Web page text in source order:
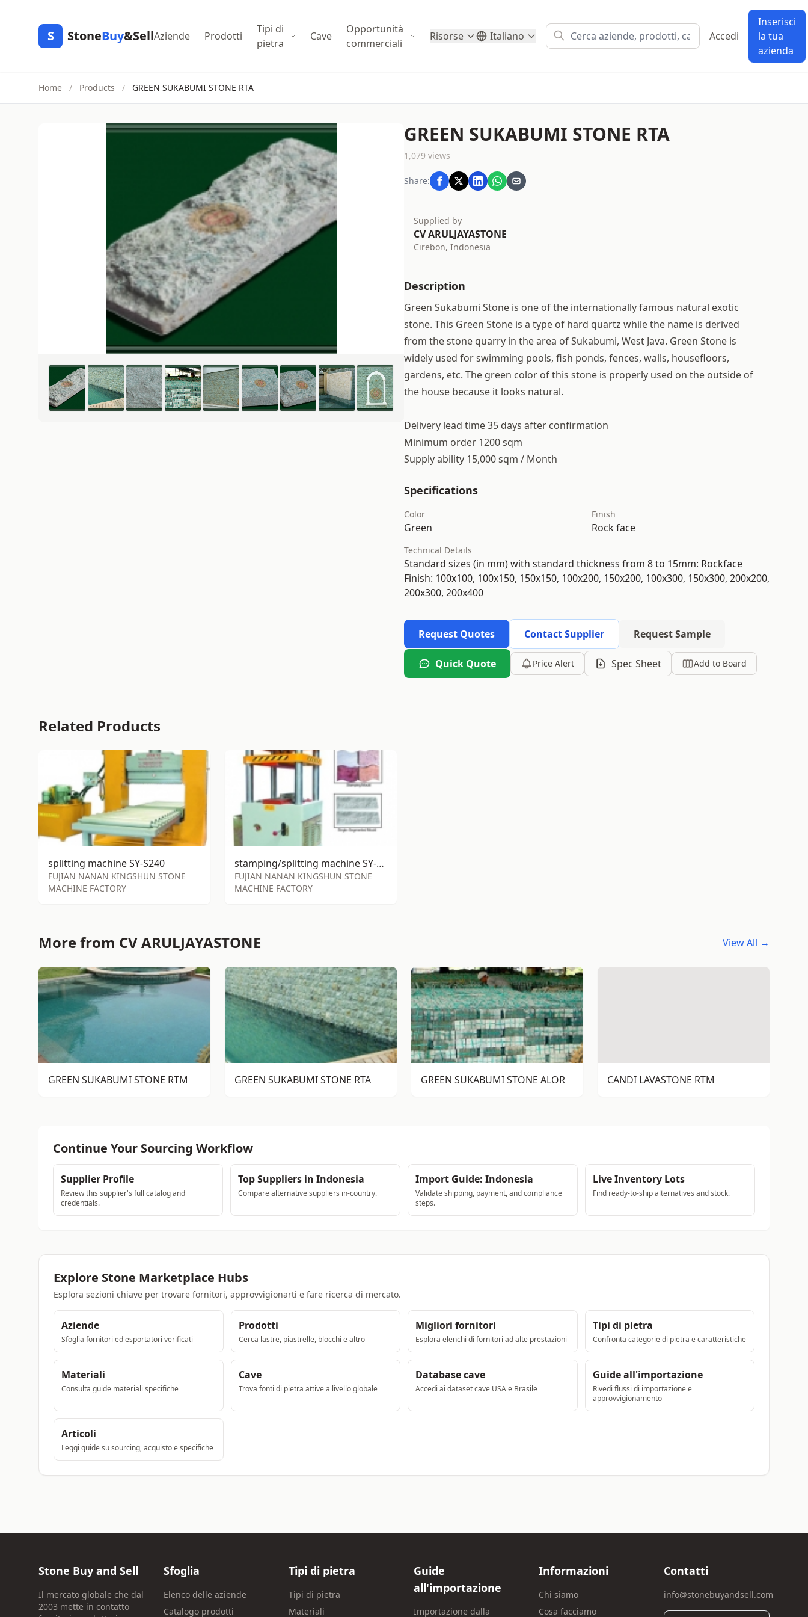
S StoneBuy&SellAziende Prodotti
Tipi di
pietra
Cave
Opportunità
commerciali
Risorse Italiano Accedi
Inserisci
la tua
azienda
Home / Products / GREEN SUKABUMI STONE RTA
GREEN SUKABUMI STONE RTA
1,079 views
Share:
Supplied by
CV ARULJAYASTONE
Cirebon, Indonesia
Description
Green Sukabumi Stone is one of the internationally famous natural exotic
stone. This Green Stone is a type of hard quartz while the name is derived
from the stone quarry in the area of Sukabumi, West Java. Green Stone is
widely used for swimming pools, fish ponds, fences, walls, housefloors,
gardens, etc. The green color of this stone is properly used on the outside of
the house because it looks natural.
Delivery lead time 35 days after confirmation
Minimum order 1200 sqm
Supply ability 15,000 sqm / Month
Specifications
Color
Green
Finish
Rock face
Technical Details
Standard sizes (in mm) with standard thickness from 8 to 15mm: Rockface
Finish: 100x100, 100x150, 150x150, 100x200, 150x200, 100x300, 150x300, 200x200,
200x300, 200x400
Request Quotes Contact Supplier Request Sample
Quick Quote Price Alert Spec Sheet Add to Board
Related Products
splitting machine SY-S240
FUJIAN NANAN KINGSHUN STONE
MACHINE FACTORY
stamping/splitting machine SY-S85
FUJIAN NANAN KINGSHUN STONE
MACHINE FACTORY
More from CV ARULJAYASTONE View All →
GREEN SUKABUMI STONE RTM GREEN SUKABUMI STONE RTA GREEN SUKABUMI STONE ALOR CANDI LAVASTONE RTM
Continue Your Sourcing Workflow
Supplier Profile
Review this supplier's full catalog and
credentials.
Top Suppliers in Indonesia
Compare alternative suppliers in-country.
Import Guide: Indonesia
Validate shipping, payment, and compliance
steps.
Live Inventory Lots
Find ready-to-ship alternatives and stock.
Explore Stone Marketplace Hubs
Esplora sezioni chiave per trovare fornitori, approvvigionarti e fare ricerca di mercato.
Aziende
Sfoglia fornitori ed esportatori verificati
Prodotti
Cerca lastre, piastrelle, blocchi e altro
Migliori fornitori
Esplora elenchi di fornitori ad alte prestazioni
Tipi di pietra
Confronta categorie di pietra e caratteristiche
Materiali
Consulta guide materiali specifiche
Cave
Trova fonti di pietra attive a livello globale
Database cave
Accedi ai dataset cave USA e Brasile
Guide all'importazione
Rivedi flussi di importazione e
approvvigionamento
Articoli
Leggi guide su sourcing, acquisto e specifiche
Stone Buy and Sell
Il mercato globale che dal
2003 mette in contatto
Sfoglia
Elenco delle aziende
Catalogo prodotti
Tipi di pietra
Tipi di pietra
Materiali
Guide
all'importazione
Importazione dalla
Informazioni
Chi siamo
Cosa facciamo
Contatti
info@stonebuyandsell.com